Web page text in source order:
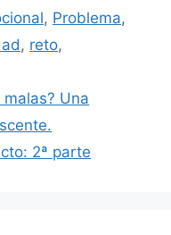
, Problema,
, reto,
Una
2ª parte